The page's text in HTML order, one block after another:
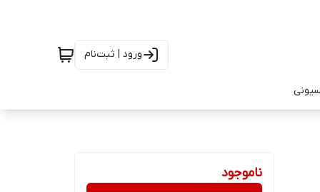
ورود | ثبت‌نام
ناموجود